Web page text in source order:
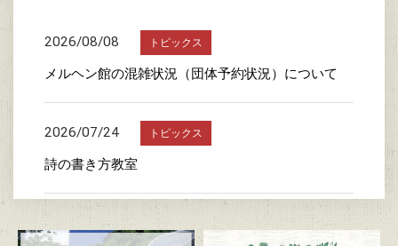
2026/08/08 トピックス
メルヘン館の混雑状況（団体予約状況）について
2026/07/24 トピックス
詩の書き方教室
2026/07/23